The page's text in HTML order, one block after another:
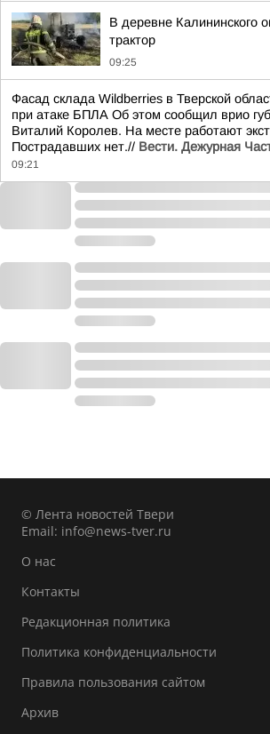
В деревне Калининского
трактор
09:25
Фасад склада Wildberries в Тверской
при атаке БПЛА Об этом сообщил врио
Виталий Королев. На месте работают
Пострадавших нет.// Вести. Дежурная
09:21
© Лента новостей Твери
Email: info@news-tver.ru
О нас
Контакты
Редакционная политика
Политика конфиденциальности
Правила пользования сайтом
Архив